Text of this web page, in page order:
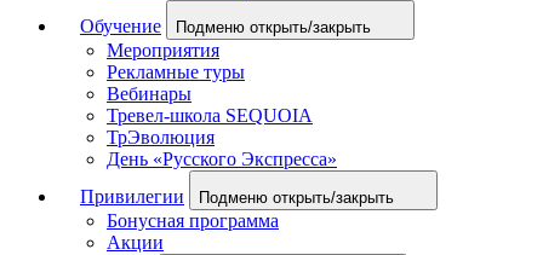
Обучение
Подменю открыть/закрыть
Мероприятия
Рекламные туры
Вебинары
Тревел-школа SEQUOIA
ТрЭволюция
День «Русского Экспресса»
Привилегии
Подменю открыть/закрыть
Бонусная программа
Акции